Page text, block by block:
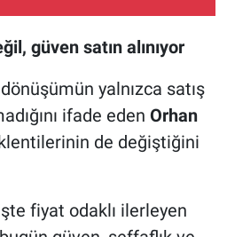
güven satın alınıyor
yalnızca satış
ifade eden Orhan
de değiştiğini
fiyat odaklı ilerleyen